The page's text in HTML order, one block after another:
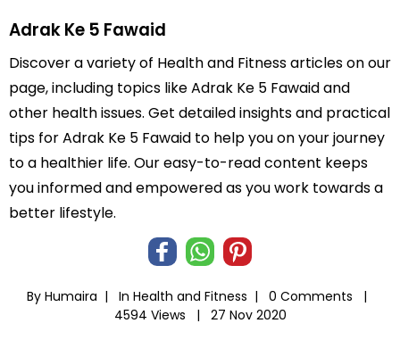
Adrak Ke 5 Fawaid
Discover a variety of Health and Fitness articles on our
page, including topics like Adrak Ke 5 Fawaid and
other health issues. Get detailed insights and practical
tips for Adrak Ke 5 Fawaid to help you on your journey
to a healthier life. Our easy-to-read content keeps
you informed and empowered as you work towards a
better lifestyle.
By Humaira | In Health and Fitness |
0 Comments |
4594 Views |
27 Nov 2020